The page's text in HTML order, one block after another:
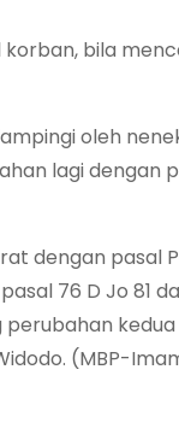
bila
oleh
lagi dengan
dengan pasal
76 D Jo 81
kedua
(MBP-